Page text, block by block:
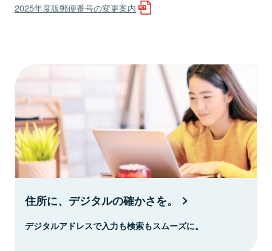
2025年度版郵便番号の変更案内
住所に、デジタルの確かさを。
デジタルアドレスで入力も検索もスムーズに。